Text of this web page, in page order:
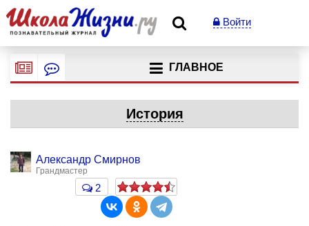
Войти
ГЛАВНОЕ
История
Александр Смирнов
Грандмастер
2